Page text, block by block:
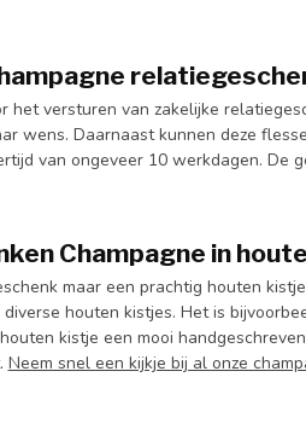
versturen van zakelijke
wens. Daarnaast kunnen deze
van ongeveer 10 werkdagen. De
Champagne in
maar een prachtig houten
houten kistjes. Het is
kistje een mooi
Neem snel een kijkje bij al onze